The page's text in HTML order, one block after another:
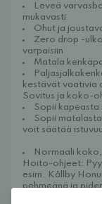
Leveä
mukavasti
Ohut ja
Zero drop -
varpaisiin
Matala
kestävät vaativia
Sovitus ja koko-
Sopii kapeasta
Sopii
voit säätää
Normaali
Hoito-ohjeet:
esim.
Kållby
pehmeänä ja